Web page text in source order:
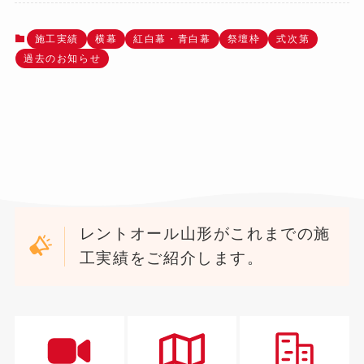
施工実績 横幕 紅白幕・青白幕 祭壇枠
式次第
過去のお知らせ
レントオール山形がこれまでの施
工実績をご紹介します。